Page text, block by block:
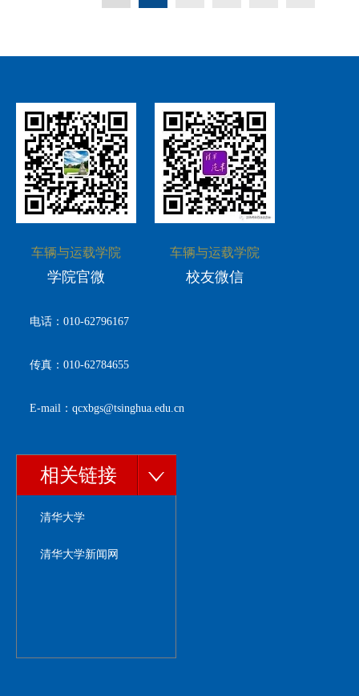
车辆与运载学院
学院官微
车辆与运载学院
校友微信
电话：010-62796167
传真：010-62784655
E-mail：qcxbgs@tsinghua.edu.cn
相关链接
清华大学
清华大学新闻网